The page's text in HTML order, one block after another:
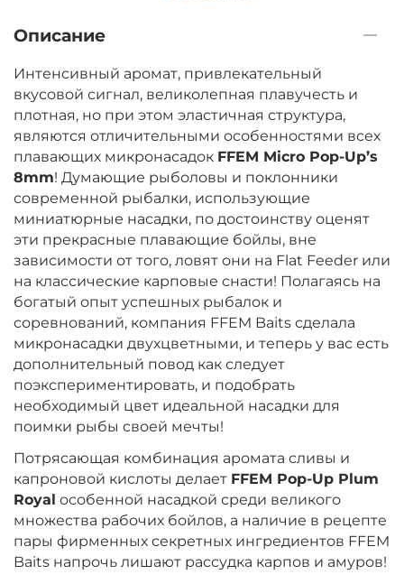
Описание
Интенсивный аромат, привлекательный
вкусовой сигнал, великолепная плавучесть и
плотная, но при этом эластичная структура,
являются отличительными особенностями всех
плавающих микронасадок FFEM Micro Pop-Up’s
8mm! Думающие рыболовы и поклонники
современной рыбалки, использующие
миниатюрные насадки, по достоинству оценят
эти прекрасные плавающие бойлы, вне
зависимости от того, ловят они на Flat Feeder или
на классические карповые снасти! Полагаясь на
богатый опыт успешных рыбалок и
соревнований, компания FFEM Baits сделала
микронасадки двухцветными, и теперь у вас есть
дополнительный повод как следует
поэкспериментировать, и подобрать
необходимый цвет идеальной насадки для
поимки рыбы своей мечты!
Потрясающая комбинация аромата сливы и
капроновой кислоты делает FFEM Pop-Up Plum
Royal особенной насадкой среди великого
множества рабочих бойлов, а наличие в рецепте
пары фирменных секретных ингредиентов FFEM
Baits напрочь лишают рассудка карпов и амуров!